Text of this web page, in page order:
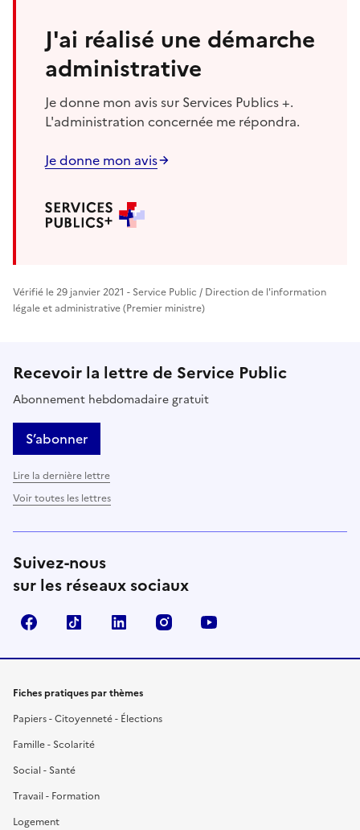
J'ai réalisé une démarche
administrative
Je donne mon avis sur Services Publics +.
L'administration concernée me répondra.
Je donne mon avis
Vérifié le 29 janvier 2021 - Service Public / Direction de l'information
légale et administrative (Premier ministre)
Recevoir la lettre de Service Public
Abonnement hebdomadaire gratuit
S’abonner
Lire la dernière lettre
Voir toutes les lettres
Suivez-nous
sur les réseaux sociaux
FacebookTikTok LinkedIn Instagram
Fiches pratiques par thèmes
Papiers - Citoyenneté - Élections
Famille - Scolarité
Social - Santé
Travail - Formation
Logement